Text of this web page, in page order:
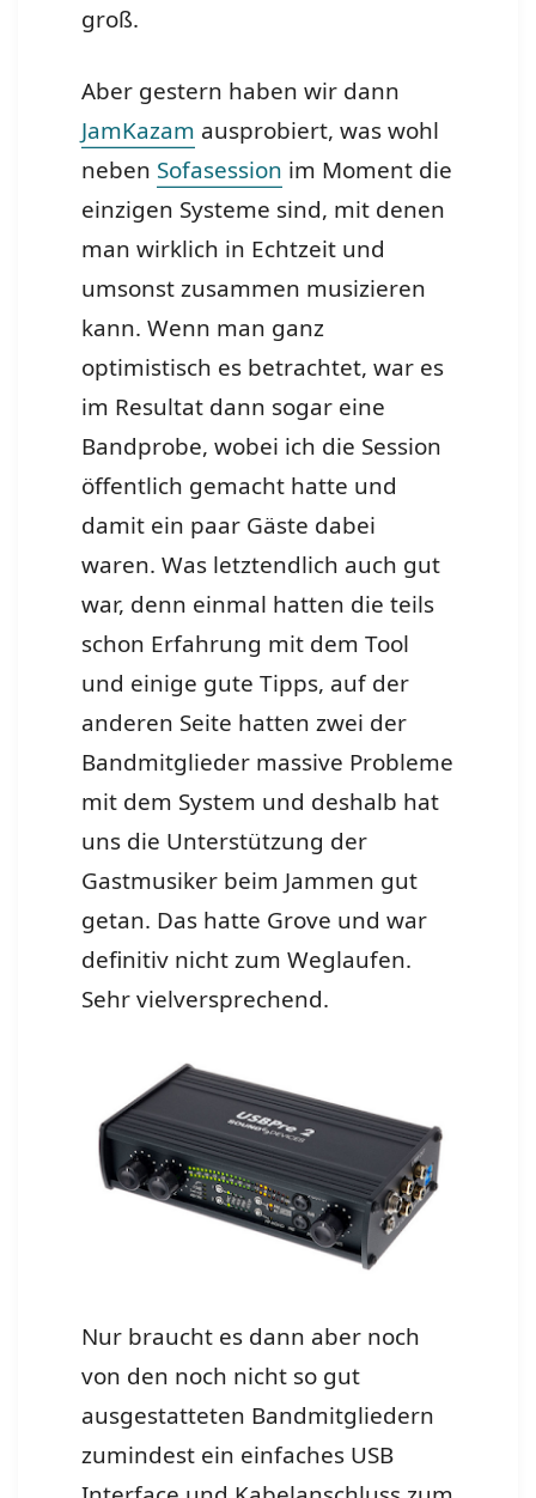
groß.
Aber gestern haben wir dann
JamKazam ausprobiert, was wohl
neben Sofasession im Moment die
einzigen Systeme sind, mit denen
man wirklich in Echtzeit und
umsonst zusammen musizieren
kann. Wenn man ganz
optimistisch es betrachtet, war es
im Resultat dann sogar eine
Bandprobe, wobei ich die Session
öffentlich gemacht hatte und
damit ein paar Gäste dabei
waren. Was letztendlich auch gut
war, denn einmal hatten die teils
schon Erfahrung mit dem Tool
und einige gute Tipps, auf der
anderen Seite hatten zwei der
Bandmitglieder massive Probleme
mit dem System und deshalb hat
uns die Unterstützung der
Gastmusiker beim Jammen gut
getan. Das hatte Grove und war
definitiv nicht zum Weglaufen.
Sehr vielversprechend.
Nur braucht es dann aber noch
von den noch nicht so gut
ausgestatteten Bandmitgliedern
zumindest ein einfaches USB